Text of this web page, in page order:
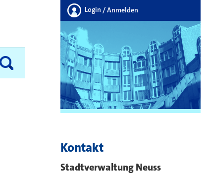
Login / Anmelden
Kontakt
Stadtverwaltung Neuss